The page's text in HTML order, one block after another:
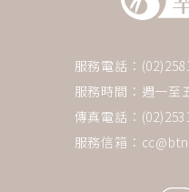
服務電話：
服務時間：週一至
傳真電話：
服務信箱：